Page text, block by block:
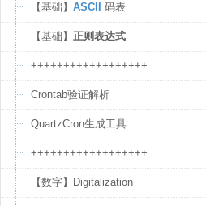
【基础】 ASCII 码表
【基础】 正则表达式
++++++++++++++++++
Crontab验证解析
QuartzCron生成工具
++++++++++++++++++
【数字】Digitalization